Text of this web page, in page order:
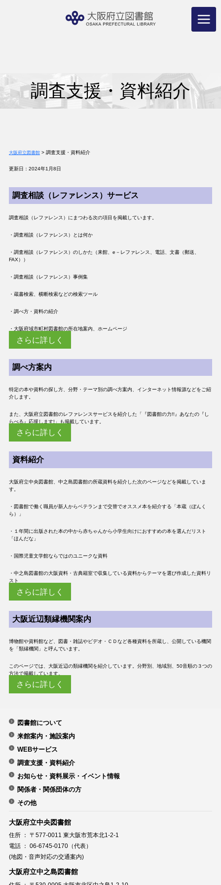
調査支援・資料紹介
大阪府立図書館> 調査支援・資料紹介
更新日：2024年1月8日
調査相談（レファレンス）サービス
調査相談（レファレンス）にまつわる次の項目を掲載しています。
・調査相談（レファレンス）とは何か
・調査相談（レファレンス）のしかた（来館、e－レファレンス、電話、文書（郵送、
FAX））
・調査相談（レファレンス）事例集
・蔵書検索、横断検索などの検索ツール
・調べ方・資料の紹介
・大阪府域市町村図書館の所在地案内、ホームページ
さらに詳しく
調べ方案内
特定の本や資料の探し方、分野・テーマ別の調べ方案内、インターネット情報源などをご紹
介します。
また、大阪府立図書館のレファレンスサービスを紹介した「『図書館の力!!』あなたの『し
らべる』応援します!」も掲載しています。
さらに詳しく
資料紹介
大阪府立中央図書館、中之島図書館の所蔵資料を紹介した次のページなどを掲載していま
す。
・図書館で働く職員が新人からベテランまで交替でオススメ本を紹介する「本蔵（ぼんく
ら）」
・１年間に出版された本の中から赤ちゃんから小学生向けにおすすめの本を選んだリスト
「ほんだな」
・国際児童文学館ならではのユニークな資料
・中之島図書館の大阪資料・古典籍室で収集している資料からテーマを選び作成した資料リ
スト
さらに詳しく
大阪近辺類縁機関案内
博物館や資料館など、図書・雑誌やビデオ・ＣＤなど各種資料を所蔵し、公開している機関
を「類縁機関」と呼んでいます。
このページでは、大阪近辺の類縁機関を紹介しています。分野別、地域別、50音順の３つの
方法で掲載しています。
さらに詳しく
図書館について
来館案内・施設案内
WEBサービス
調査支援・資料紹介
お知らせ・資料展示・イベント情報
関係者・関係団体の方
その他
大阪府立中央図書館
住所 ： 〒577-0011 東大阪市荒本北1-2-1
電話 ： 06-6745-0170（代表）
(地図・音声対応の交通案内)
大阪府立中之島図書館